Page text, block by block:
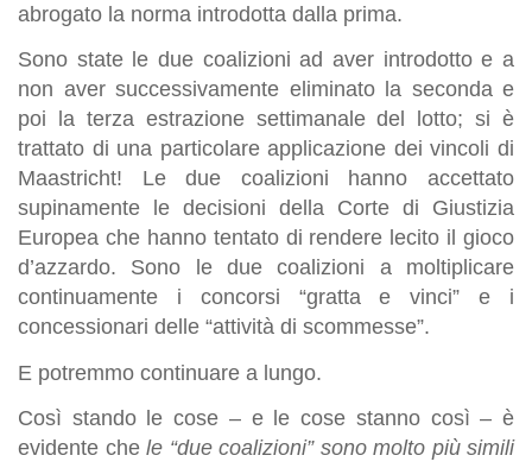
abrogato la norma introdotta dalla prima.
Sono state le due coalizioni ad aver introdotto e a
non aver successivamente eliminato la seconda e
poi la terza estrazione settimanale del lotto; si è
trattato di una particolare applicazione dei vincoli di
Maastricht! Le due coalizioni hanno accettato
supinamente le decisioni della Corte di Giustizia
Europea che hanno tentato di rendere lecito il gioco
d’azzardo. Sono le due coalizioni a moltiplicare
continuamente i concorsi “gratta e vinci” e i
concessionari delle “attività di scommesse”.
E potremmo continuare a lungo.
Così stando le cose – e le cose stanno così – è
evidente che le “due coalizioni” sono molto più simili